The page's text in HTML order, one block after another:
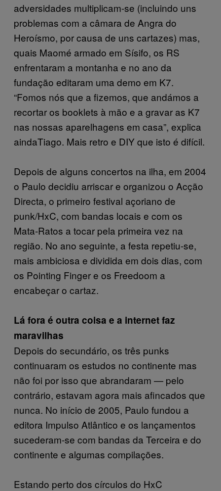
adversidades multiplicam-se (incluindo uns
problemas com a câmara de Angra do
Heroísmo, por causa de uns cartazes) mas,
quais Maomé armado em Sísifo, os RS
enfrentaram a montanha e no ano da
fundação editaram uma demo em K7.
“Fomos nós que a fizemos, que andámos a
recortar os booklets à mão e a gravar as K7
nas nossas aparelhagens em casa”, explica
aindaTiago. Mais retro e DIY que isto é difícil.
Depois de alguns concertos na ilha, em 2004
o Paulo decidiu arriscar e organizou o Acção
Directa, o primeiro festival açoriano de
punk/HxC, com bandas locais e com os
Mata-Ratos a tocar pela primeira vez na
região. No ano seguinte, a festa repetiu-se,
mais ambiciosa e dividida em dois dias, com
os Pointing Finger e os Freedoom a
encabeçar o cartaz.
Lá fora é outra coisa e a internet faz
maravilhas
Depois do secundário, os três punks
continuaram os estudos no continente mas
não foi por isso que abrandaram — pelo
contrário, estavam agora mais afincados que
nunca. No início de 2005, Paulo fundou a
editora Impulso Atlântico e os lançamentos
sucederam-se com bandas da Terceira e do
continente e algumas compilações.
Estando perto dos círculos do HxC